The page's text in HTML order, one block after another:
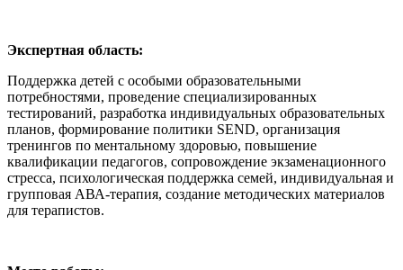
Экспертная область:
Поддержка детей с особыми образовательными
потребностями, проведение специализированных
тестирований, разработка индивидуальных образовательных
планов, формирование политики SEND, организация
тренингов по ментальному здоровью, повышение
квалификации педагогов, сопровождение экзаменационного
стресса, психологическая поддержка семей, индивидуальная и
групповая АВА-терапия, создание методических материалов
для терапистов.